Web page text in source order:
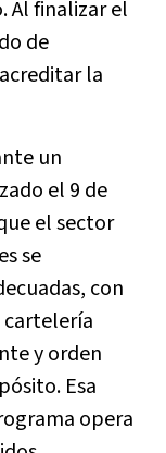
Al finalizar el
de
la
un
el 9 de
el sector
se
con
cartelería
y orden
Esa
opera